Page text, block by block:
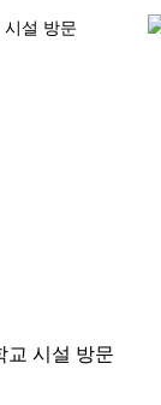
교 시설 방문